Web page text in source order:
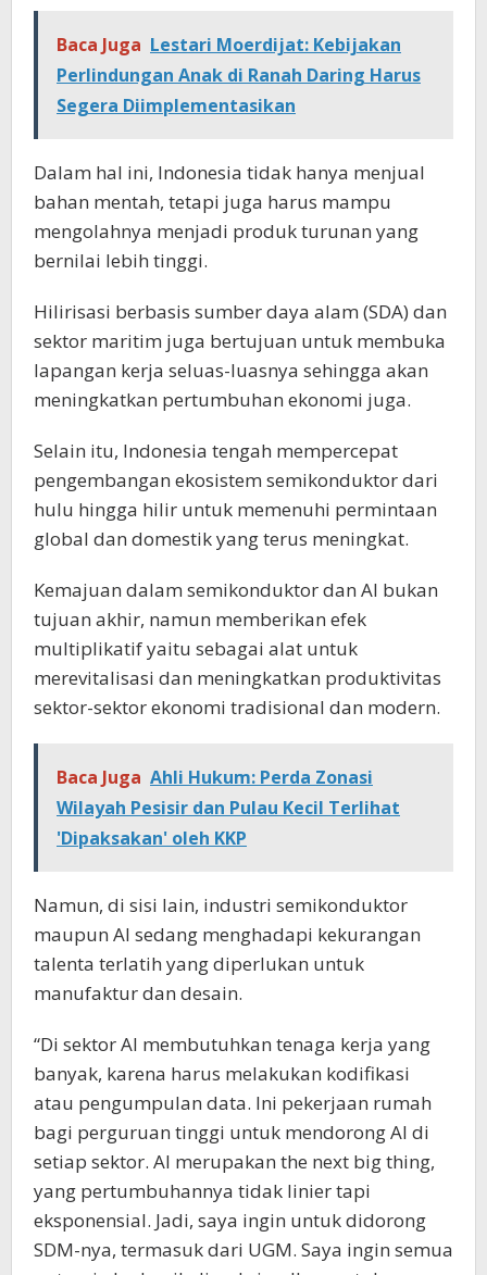
Baca Juga Lestari Moerdijat: Kebijakan
Perlindungan Anak di Ranah Daring Harus
Segera Diimplementasikan
Dalam hal ini, Indonesia tidak hanya menjual
bahan mentah, tetapi juga harus mampu
mengolahnya menjadi produk turunan yang
bernilai lebih tinggi.
Hilirisasi berbasis sumber daya alam (SDA) dan
sektor maritim juga bertujuan untuk membuka
lapangan kerja seluas-luasnya sehingga akan
meningkatkan pertumbuhan ekonomi juga.
Selain itu, Indonesia tengah mempercepat
pengembangan ekosistem semikonduktor dari
hulu hingga hilir untuk memenuhi permintaan
global dan domestik yang terus meningkat.
Kemajuan dalam semikonduktor dan AI bukan
tujuan akhir, namun memberikan efek
multiplikatif yaitu sebagai alat untuk
merevitalisasi dan meningkatkan produktivitas
sektor-sektor ekonomi tradisional dan modern.
Baca Juga Ahli Hukum: Perda Zonasi
Wilayah Pesisir dan Pulau Kecil Terlihat
'Dipaksakan' oleh KKP
Namun, di sisi lain, industri semikonduktor
maupun AI sedang menghadapi kekurangan
talenta terlatih yang diperlukan untuk
manufaktur dan desain.
“Di sektor AI membutuhkan tenaga kerja yang
banyak, karena harus melakukan kodifikasi
atau pengumpulan data. Ini pekerjaan rumah
bagi perguruan tinggi untuk mendorong AI di
setiap sektor. AI merupakan the next big thing,
yang pertumbuhannya tidak linier tapi
eksponensial. Jadi, saya ingin untuk didorong
SDM-nya, termasuk dari UGM. Saya ingin semua